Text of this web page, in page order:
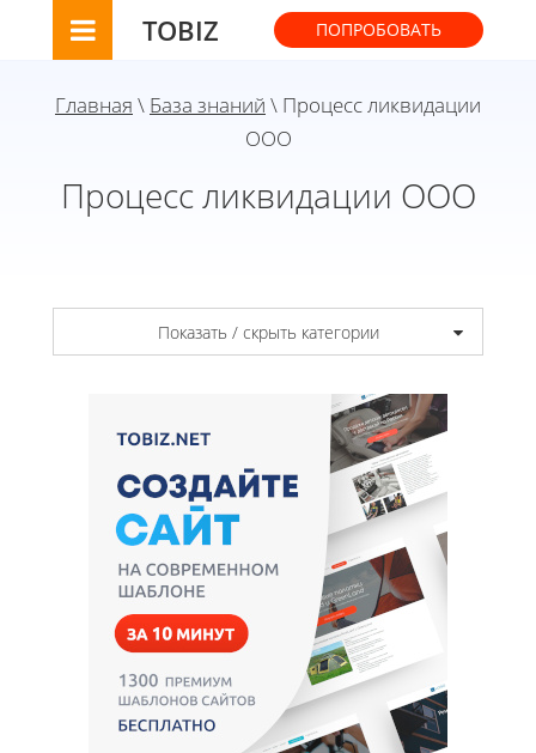
TOBIZ ПОПРОБОВАТЬ
Главная \ База знаний \ Процесс ликвидации
ООО
Процесс ликвидации ООО
Показать / скрыть категории